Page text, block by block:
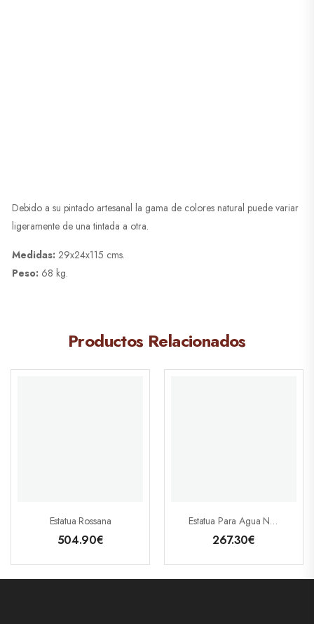
Debido a su pintado artesanal la gama de colores natural puede variar
ligeramente de una tintada a otra.
Medidas: 29x24x115 cms.
Peso: 68 kg.
Productos Relacionados
Estatua Rossana
504.90€
Estatua Para Agua Niños
267.30€